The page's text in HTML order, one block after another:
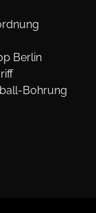
Berlin
Bohrung